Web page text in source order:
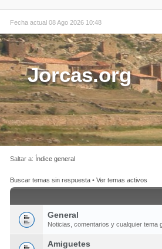
Fecha actual 08 Ago 2026 10:48
Jorcas.org
Saltar a: Índice general
Buscar temas sin respuesta • Ver temas activos
General
Noticias, comentarios y cualquier tema
Amiguetes